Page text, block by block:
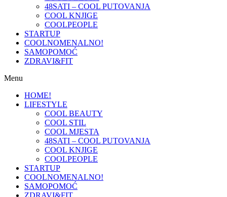
48SATI – COOL PUTOVANJA
COOL KNJIGE
COOLPEOPLE
STARTUP
COOLNOMENALNO!
SAMOPOMOĆ
ZDRAVI&FIT
Menu
HOME!
LIFESTYLE
COOL BEAUTY
COOL STIL
COOL MJESTA
48SATI – COOL PUTOVANJA
COOL KNJIGE
COOLPEOPLE
STARTUP
COOLNOMENALNO!
SAMOPOMOĆ
ZDRAVI&FIT